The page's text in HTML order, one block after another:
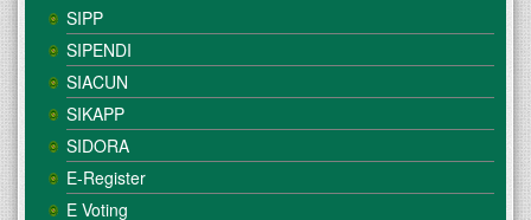
SIPP
SIPENDI
SIACUN
SIKAPP
SIDORA
E-Register
E Voting